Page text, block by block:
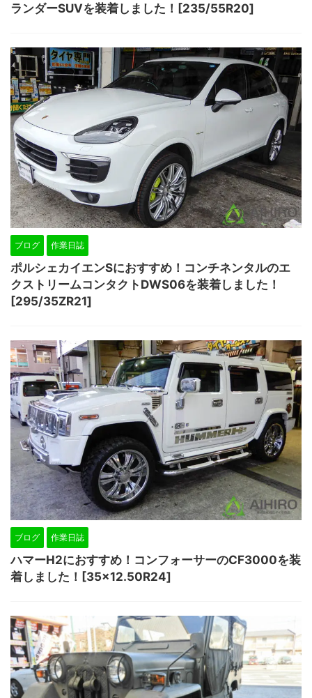
ランダーSUVを装着しました！[235/55R20]
ブログ 作業日誌
ポルシェカイエンSにおすすめ！コンチネンタルのエ
クストリームコンタクトDWS06を装着しました！
[295/35ZR21]
ブログ 作業日誌
ハマーH2におすすめ！コンフォーサーのCF3000を装
着しました！[35×12.50R24]